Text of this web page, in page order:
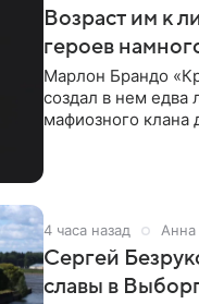
Возраст им к
героев
Марлон Брандо
создал в нем едва
мафиозного клана
4 часа назад Анна
Сергей
славы в